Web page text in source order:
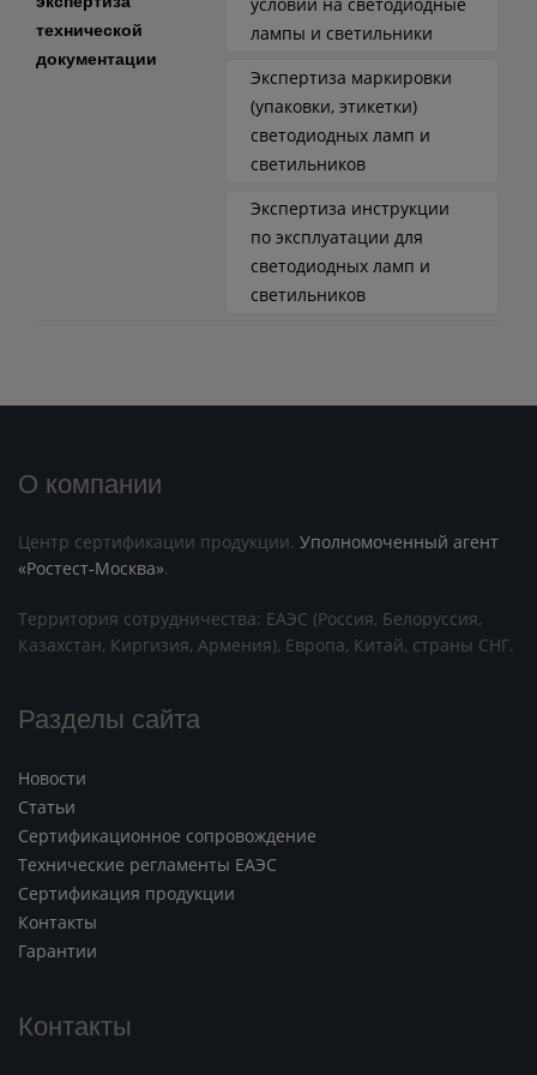
технической
документации
лампы и светильники
Экспертиза маркировки
(упаковки, этикетки)
светодиодных ламп и
светильников
Экспертиза инструкции
по эксплуатации для
светодиодных ламп и
светильников
О компании
Центр сертификации продукции. Уполномоченный агент
«Ростест-Москва».
Территория сотрудничества: ЕАЭС (Россия, Белоруссия,
Казахстан, Киргизия, Армения), Европа, Китай, страны СНГ.
Разделы сайта
Новости
Статьи
Сертификационное сопровождение
Технические регламенты ЕАЭС
Сертификация продукции
Контакты
Гарантии
Контакты